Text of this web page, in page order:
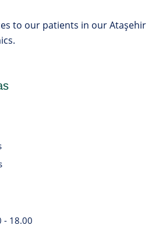
to our patients in our Ataşehir
- 18.00